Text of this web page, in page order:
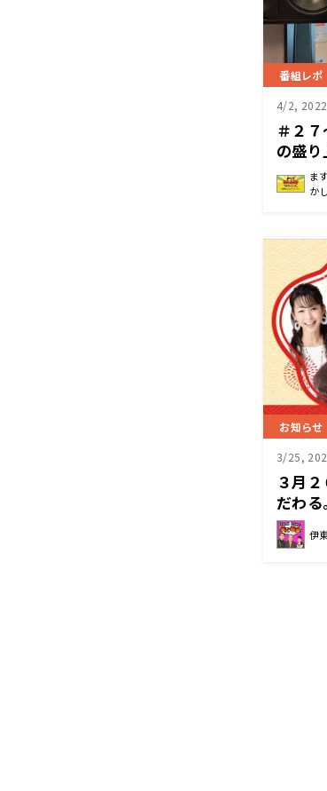
番組レポ
4/2, 2022
＃２
の盛
曜日 ま
か
お知らせ
3/25,
３月
だわる
伊